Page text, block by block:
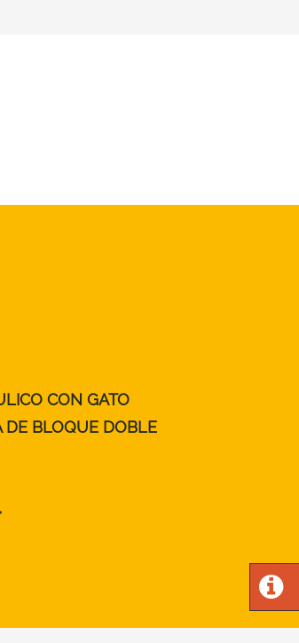
CON GATO
DE BLOQUE DOBLE